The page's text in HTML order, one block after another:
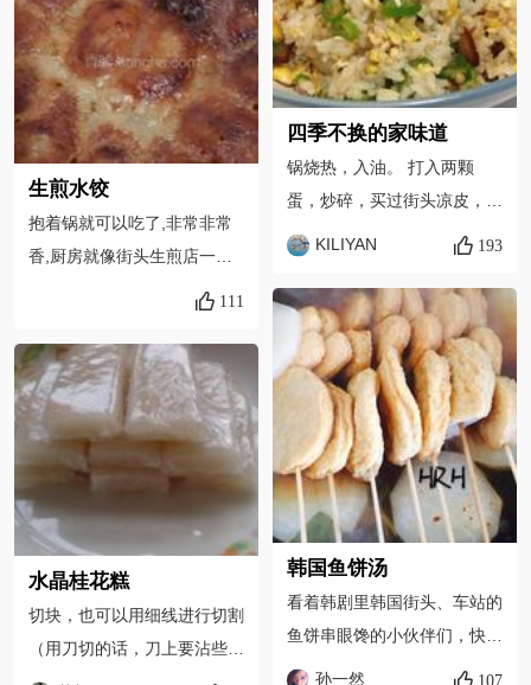
生煎水饺
抱着锅就可以吃了,非常非常
香,厨房就像街头生煎店一样
111
水晶桂花糕
切块，也可以用细线进行切割
（用刀切的话，刀上要沾些凉
四季不换的家味道
锅烧热，入油。 打入两颗
蛋，炒碎，买过街头凉皮，见
老板这样炒蛋尝试后觉得比打
KILIYAN 193
韩国鱼饼汤
看着韩剧里韩国街头、车站的
鱼饼串眼馋的小伙伴们，快来
跟着小然然一起自己在家享受
孙一然 107